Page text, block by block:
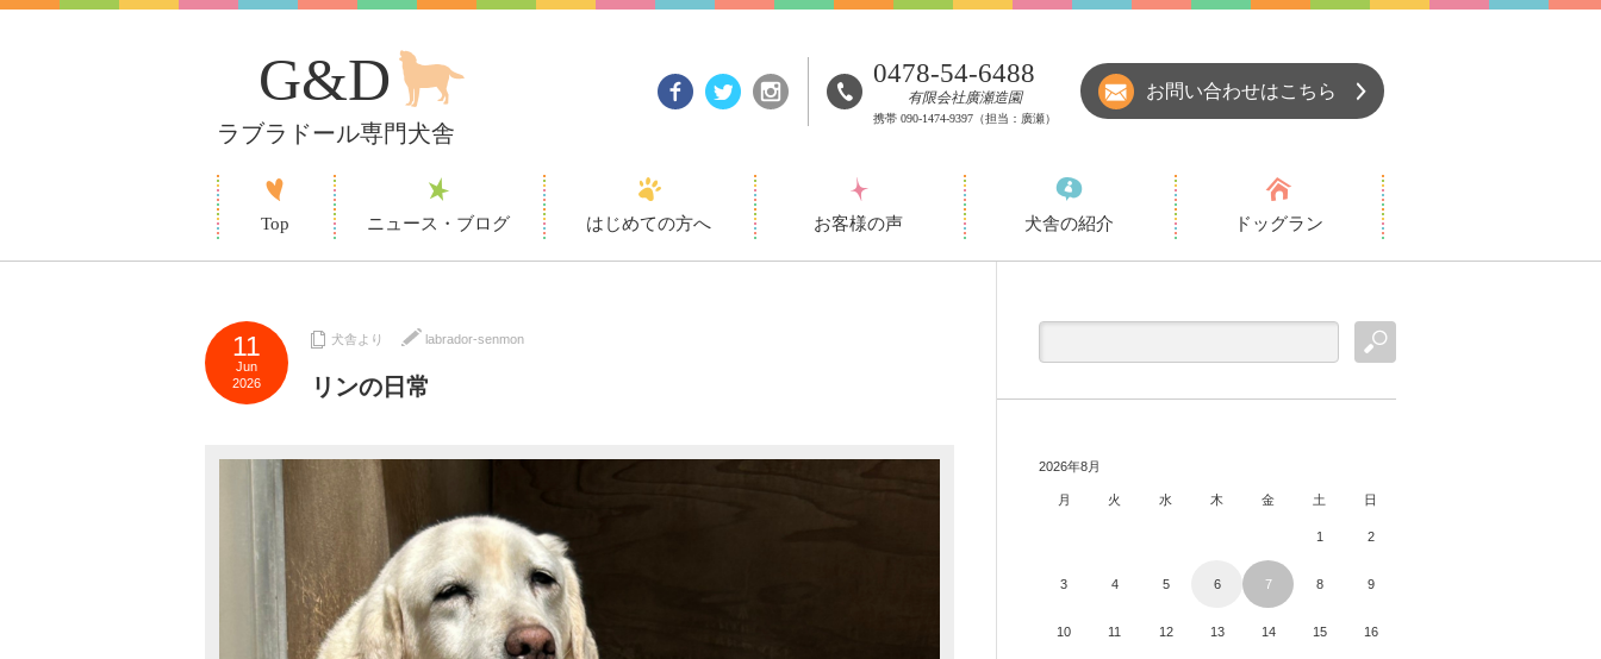
G&D
ラブラドール専門犬舎
0478-54-6488
有限会社廣瀬造園
携帯 090-1474-9397 （担当：廣瀬）
お問い合わせはこちら
Top ニュース・ブログ はじめての方へ お客様の声 犬舎の紹介 ドッグラン
11
Jun
2026
犬舎より labrador-senmon
リンの日常
2026年8月
月 火 水 木 金 土 日
1 2
3 4 5 6 7 8 9
10 11 12 13 14 15 16